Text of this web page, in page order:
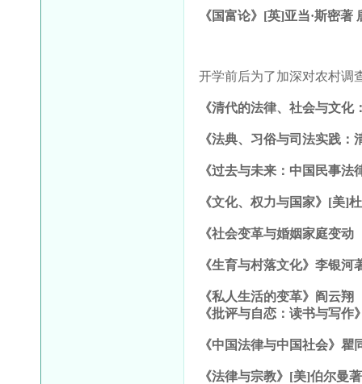
《国富论》 [英]亚当·斯密著
开学前后为了加深对农村调
《清代的法律、社会与文
《法典、习俗与司法实践：
《过去与未来：中国民事法
《文化、权力与国家》 [美]
《社会变革与婚姻家庭变动
《生育与村落文化》李银河
《私人生活的变革》阎云翔
《批评与自恋：读书与写
《中国法律与中国社会》瞿
《法律与宗教》[美]伯尔曼